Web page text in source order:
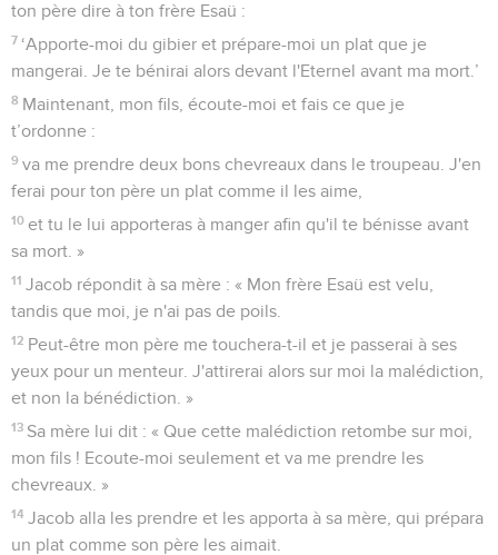
ton père dire à ton frère Esaü :
7 ‘Apporte-moi du gibier et prépare-moi un plat que je
mangerai. Je te bénirai alors devant l'Eternel avant ma mort.’
8 Maintenant, mon fils, écoute-moi et fais ce que je
t’ordonne :
9 va me prendre deux bons chevreaux dans le troupeau. J'en
ferai pour ton père un plat comme il les aime,
10 et tu le lui apporteras à manger afin qu'il te bénisse avant
sa mort. »
11 Jacob répondit à sa mère : « Mon frère Esaü est velu,
tandis que moi, je n'ai pas de poils.
12 Peut-être mon père me touchera-t-il et je passerai à ses
yeux pour un menteur. J'attirerai alors sur moi la malédiction,
et non la bénédiction. »
13 Sa mère lui dit : « Que cette malédiction retombe sur moi,
mon fils ! Ecoute-moi seulement et va me prendre les
chevreaux. »
14 Jacob alla les prendre et les apporta à sa mère, qui prépara
un plat comme son père les aimait.